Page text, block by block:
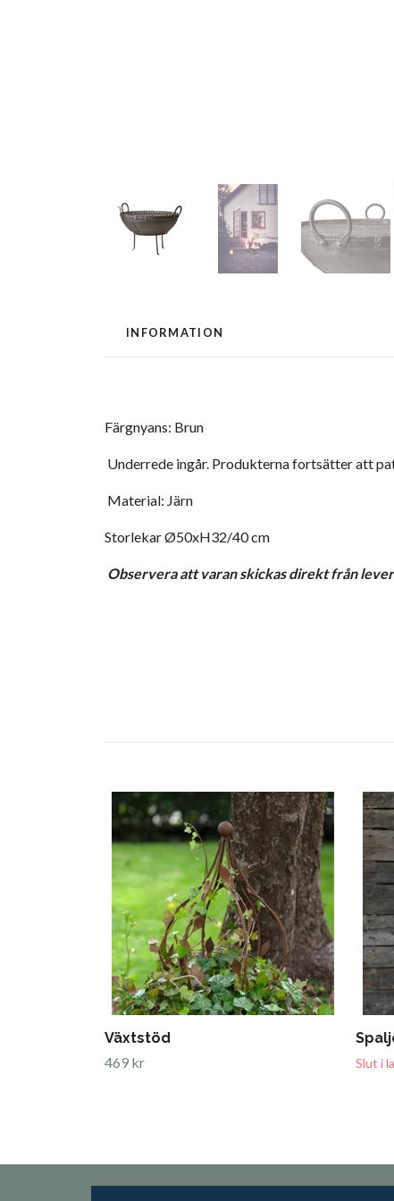
INFORMATION
Färgnyans: Brun
Underrede ingår. Produkterna fortsätter att
Material: Järn
Storlekar Ø50xH32/40 cm
Observera att varan skickas direkt från
Växtstöd
469 kr
Slut i